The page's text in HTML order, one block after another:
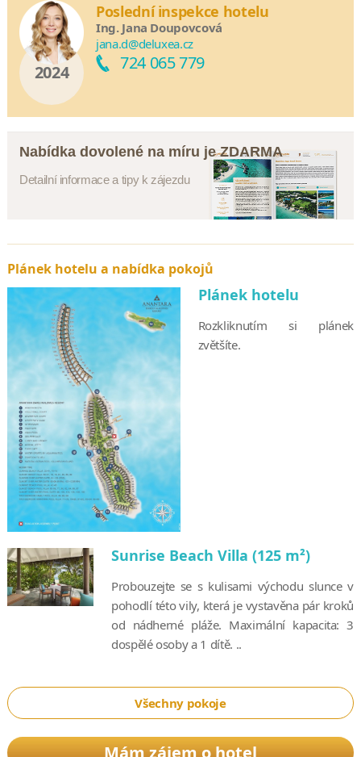
2024
Poslední inspekce hotelu
Ing. Jana Doupovcová
jana.d@deluxea.cz
724 065 779
Nabídka dovolené na míru je ZDARMA
Detailní informace a tipy k zájezdu
Plánek hotelu a nabídka pokojů
Plánek hotelu
Rozkliknutím si plánek
zvětšíte.
Sunrise Beach Villa (125 m²)
Probouzejte se s kulisami východu slunce v
pohodlí této vily, která je vystavěna pár kroků
od nádherné pláže. Maximální kapacita: 3
dospělé osoby a 1 dítě. ..
Všechny pokoje